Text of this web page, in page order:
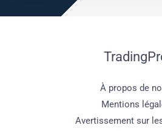
À propos de
Mentions
Avertissement sur